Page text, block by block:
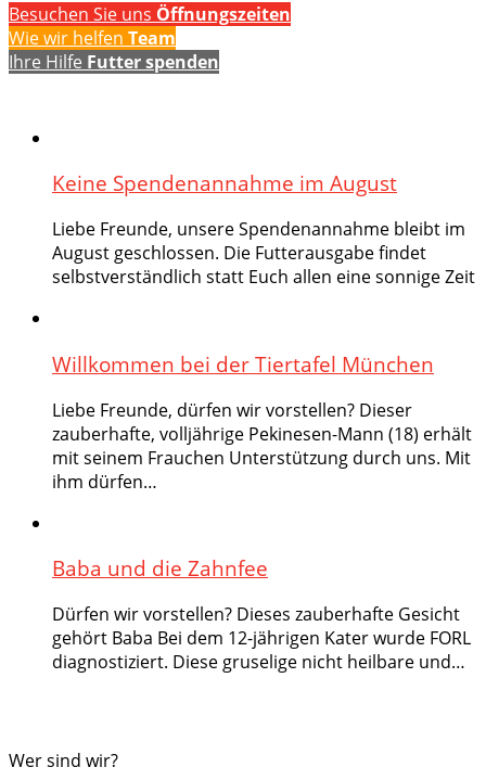
Besuchen Sie uns Öffnungszeiten
Wie wir helfen Team
Ihre Hilfe Futter spenden
Keine Spendenannahme im August
Liebe Freunde, unsere Spendenannahme bleibt im
August geschlossen. Die Futterausgabe findet
selbstverständlich statt Euch allen eine sonnige Zeit
Willkommen bei der Tiertafel München
Liebe Freunde, dürfen wir vorstellen? Dieser
zauberhafte, volljährige Pekinesen-Mann (18) erhält
mit seinem Frauchen Unterstützung durch uns. Mit
ihm dürfen…
Baba und die Zahnfee
Dürfen wir vorstellen? Dieses zauberhafte Gesicht
gehört Baba Bei dem 12-jährigen Kater wurde FORL
diagnostiziert. Diese gruselige nicht heilbare und…
Wer sind wir?